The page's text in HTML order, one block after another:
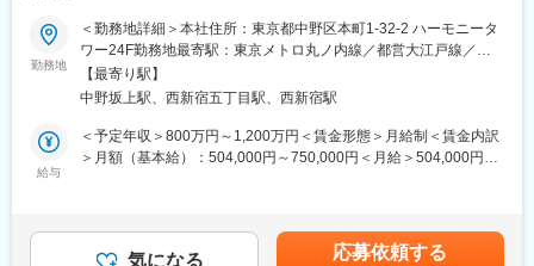
■制度について：
＜人事制度の特徴＞
（1）会社目標に沿った個人目標を作成し、自助努力で着実に実績
（2）発揮した能力や成果・業績を正しく評価し、努力した者がす
ぐにその成果を享受できる給与・賞与体系
行うため、ご自身の考えを製品に活かすことができます。
●業務は当社内となりますので、当社内でじっくり腰を据えて業務
に取組むことができます。
●技術力の高い企業文化と柔軟な働き方が可能（フルリモート）
■業務内容：
経験やスキルに応じて、リアルタイムOSの設計、開発、機能拡
張、評価、テスト、サポート、お客様環境への移植、などさまざ
の開発なども担っていただきます。
日本で唯一の独立系統合RTOSベンダとして展開する、当社の基
勤務地
＜勤務地詳細＞本社住所：東京都中野区本町1-32-2 ハーモニータ
ワー24F勤務地最寄駅：東京メトロ丸ノ内線／都営大江戸線／中
野坂上駅受動喫煙対策：屋内全面禁煙変更の範囲：会社の定める
事業所
【最寄り駅】
中野坂上駅、西新宿五丁目駅、西新宿駅
給与
＜予定年収＞800万円～1,200万円＜賃金形態＞月給制＜賃金内訳
＞月額（基本給）：504,000円～750,000円＜月給＞504,000円～
も目安の金額であり、選考を通じて上下する可能性があります。
気になる 応募依頼する